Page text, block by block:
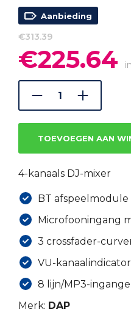
Aanbieding
€313.39
Oorspronkelijke
prijs
was:
€313.39.
€225.64
TOEVOEGEN AAN
4-kanaals DJ-mixer
BT
Microfooningang
3 crossfader-
VU-
8 lijn/MP3-
Merk: DAP